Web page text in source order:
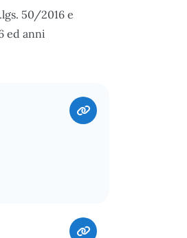
50/2016 e
ed anni